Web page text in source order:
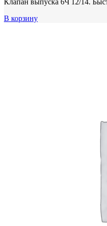
Клапан выпуска 6Ч 12/14.
В корзину